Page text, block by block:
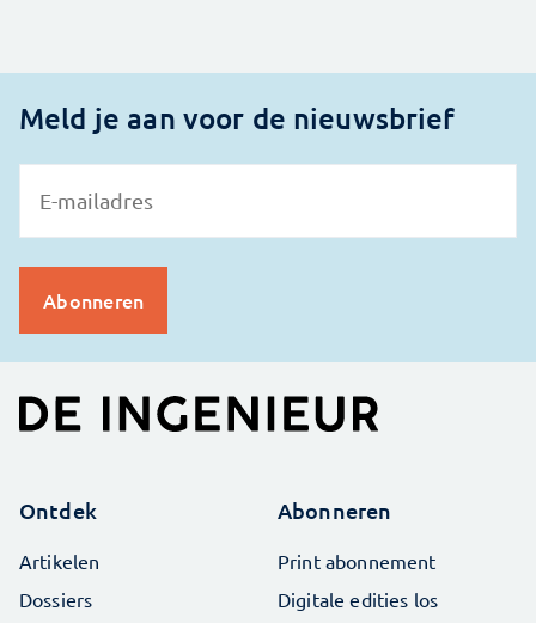
Meld je aan voor de nieuwsbrief
Ontdek
Artikelen
Dossiers
Abonneren
Print abonnement
Digitale edities los